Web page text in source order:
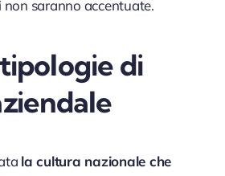
non saranno accentuate.
di
la cultura nazionale che